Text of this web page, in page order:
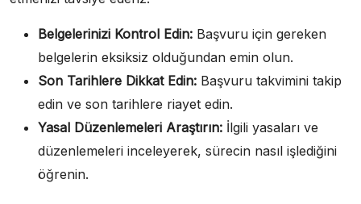
Belgelerinizi Kontrol Edin: Başvuru için gereken
belgelerin eksiksiz olduğundan emin olun.
Son Tarihlere Dikkat Edin: Başvuru takvimini takip
edin ve son tarihlere riayet edin.
Yasal Düzenlemeleri Araştırın: İlgili yasaları ve
düzenlemeleri inceleyerek, sürecin nasıl işlediğini
öğrenin.